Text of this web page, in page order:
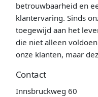
betrouwbaarheid en
klantervaring. Sinds
toegewijd aan het
die niet alleen
onze klanten, maar
Contact
Innsbruckweg 60